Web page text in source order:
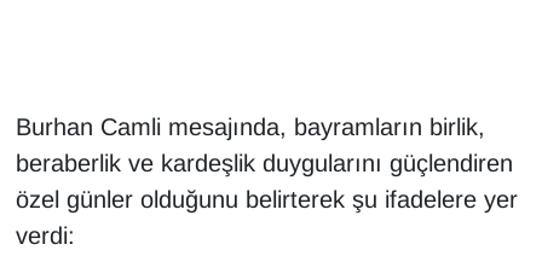
Burhan Camli mesajında, bayramların birlik,
beraberlik ve kardeşlik duygularını güçlendiren
özel günler olduğunu belirterek şu ifadelere yer
verdi:
Haber
HABERDE İNSAN
İngilizce